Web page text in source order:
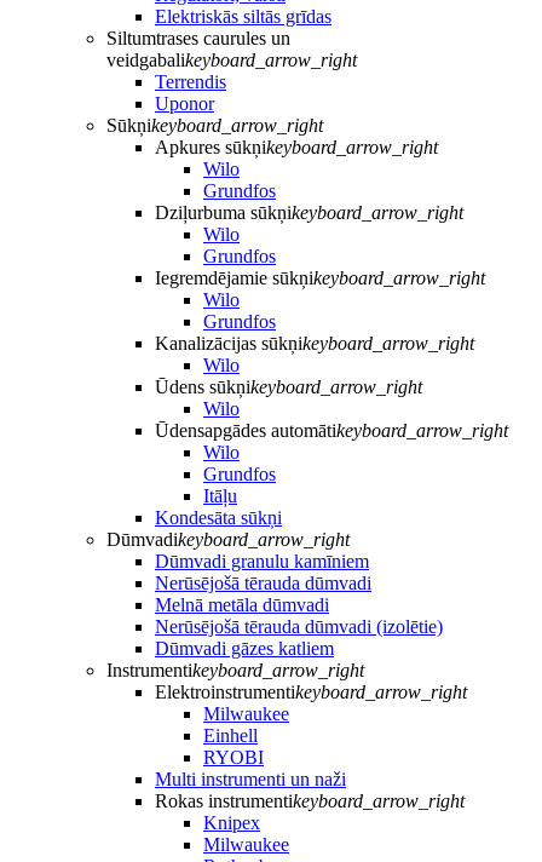
Elektriskās siltās grīdas
Siltumtrases caurules un
veidgabalikeyboard_arrow_right
Terrendis
Uponor
Sūkņikeyboard_arrow_right
Apkures sūkņikeyboard_arrow_right
Wilo
Grundfos
Dziļurbuma sūkņikeyboard_arrow_right
Wilo
Grundfos
Iegremdējamie sūkņikeyboard_arrow_right
Wilo
Grundfos
Kanalizācijas sūkņikeyboard_arrow_right
Wilo
Ūdens sūkņikeyboard_arrow_right
Wilo
Ūdensapgādes automātikeyboard_arrow_right
Wilo
Grundfos
Itāļu
Kondesāta sūkņi
Dūmvadikeyboard_arrow_right
Dūmvadi granulu kamīniem
Nerūsējošā tērauda dūmvadi
Melnā metāla dūmvadi
Nerūsējošā tērauda dūmvadi (izolētie)
Dūmvadi gāzes katliem
Instrumentikeyboard_arrow_right
Elektroinstrumentikeyboard_arrow_right
Milwaukee
Einhell
RYOBI
Multi instrumenti un naži
Rokas instrumentikeyboard_arrow_right
Knipex
Milwaukee